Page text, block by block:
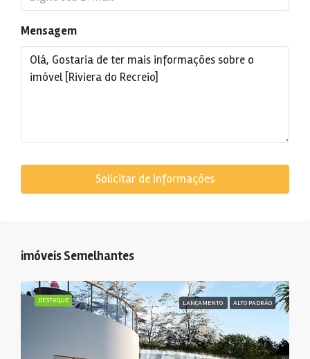
Mensagem
Solicitar de Informações
imóveis Semelhantes
DESTAQUE LANÇAMENTO ALTO PADRÃO